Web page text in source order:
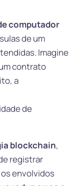
computador
de um
Imagine
contrato
a
de
blockchain,
registrar
envolvidos